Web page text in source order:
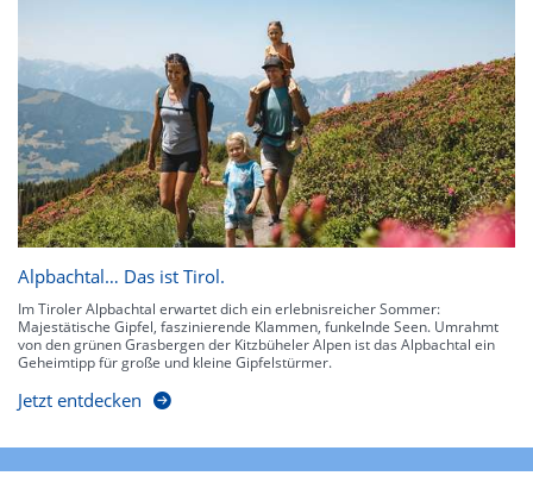
Alpbachtal… Das ist Tirol.
Im Tiroler Alpbachtal erwartet dich ein erlebnisreicher Sommer:
Majestätische Gipfel, faszinierende Klammen, funkelnde Seen. Umrahmt
von den grünen Grasbergen der Kitzbüheler Alpen ist das Alpbachtal ein
Geheimtipp für große und kleine Gipfelstürmer.
Jetzt entdecken